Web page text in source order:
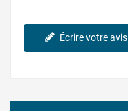
Écrire votre avis